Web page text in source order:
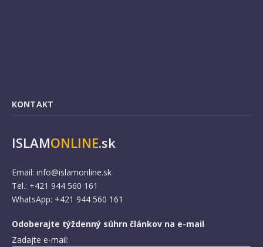
KONTAKT
ISLAMONLINE.sk
Email: info@islamonline.sk
Tel.: +421 944 560 161
WhatsApp: +421 944 560 161
Odoberajte týždenný súhrn článkov na e-mail
Zadajte e-mail: